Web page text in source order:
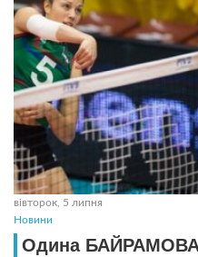
вівторок, 5 липня
Новини
Одина